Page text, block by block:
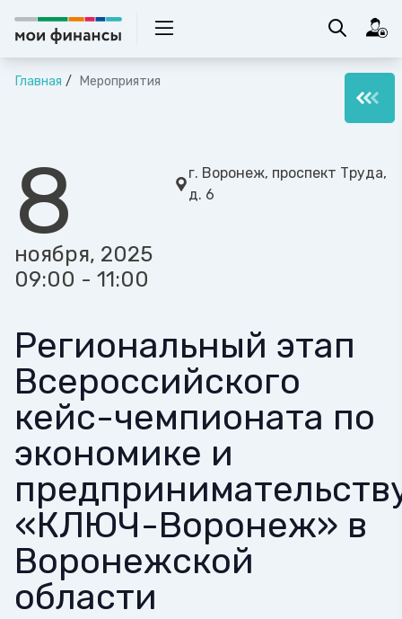
Главная Мероприятия
8
ноября, 2025
09:00 - 11:00
г. Воронеж, проспект Труда,
д. 6
Региональный этап
Всероссийского
кейс-чемпионата по
экономике и
«КЛЮЧ-Воронеж» в
Воронежской
области